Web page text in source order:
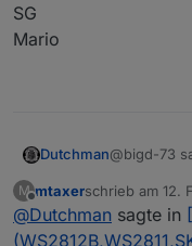
SG
Mario
Dutchman@bigd-73
seit dem
bzw.
M
Offline
mtaxerschrieb am 12.
zuletzt editiert
@Dutchman sagte in